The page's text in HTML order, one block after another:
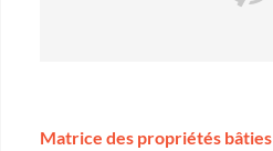
Matrice des propriétés bâties